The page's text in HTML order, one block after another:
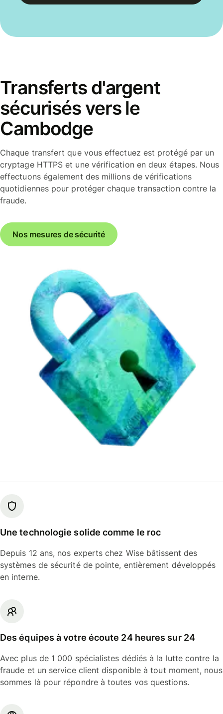
Transferts d'argent
sécurisés vers le
Cambodge
Chaque transfert que vous effectuez est protégé par un
cryptage HTTPS et une vérification en deux étapes. Nous
effectuons également des millions de vérifications
quotidiennes pour protéger chaque transaction contre la
fraude.
Nos mesures de sécurité
Une technologie solide comme le roc
Depuis 12 ans, nos experts chez Wise bâtissent des
systèmes de sécurité de pointe, entièrement développés
en interne.
Des équipes à votre écoute 24 heures sur 24
Avec plus de 1 000 spécialistes dédiés à la lutte contre la
fraude et un service client disponible à tout moment, nous
sommes là pour répondre à toutes vos questions.